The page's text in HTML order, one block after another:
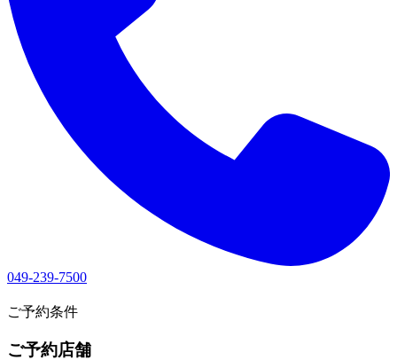
049-239-7500
ご予約条件
ご予約店舗